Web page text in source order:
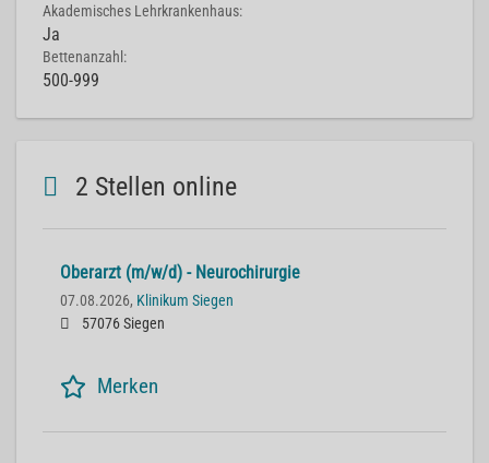
Akademisches Lehrkrankenhaus:
Ja
Bettenanzahl:
500-999
2 Stellen online
Oberarzt (m/w/d) - Neurochirurgie
07.08.2026, Klinikum Siegen
57076 Siegen
Merken